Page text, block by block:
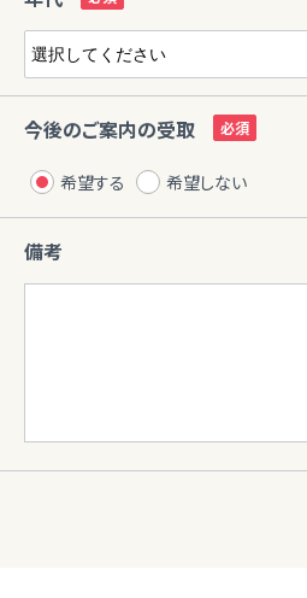
今後のご案内の受取
希望する 希望しない
備考